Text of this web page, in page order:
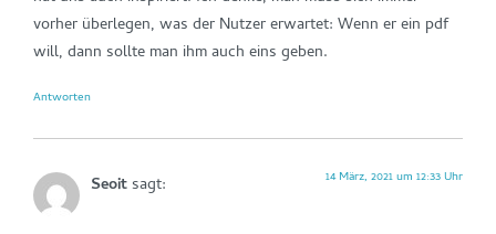
vorher überlegen, was der Nutzer erwartet: Wenn er ein pdf
will, dann sollte man ihm auch eins geben.
Antworten
Seoitsagt: 14 März, 2021 um 12:33 Uhr